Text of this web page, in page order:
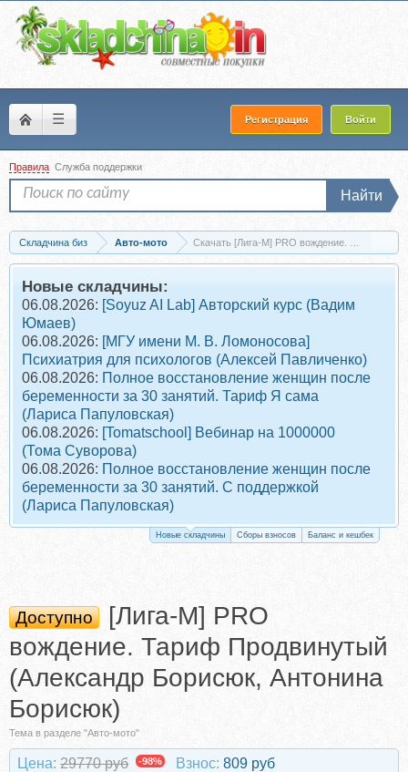
☰ Регистрация Войти
Правила Служба поддержки
Найти
Складчина биз Авто-мото Скачать [Лига-М] PRO вождение. Тариф
Новые складчины:
06.08.2026: [Soyuz AI Lab] Авторский курс (Вадим
Юмаев)
06.08.2026: [МГУ имени М. В. Ломоносова]
Психиатрия для психологов (Алексей Павличенко)
06.08.2026: Полное восстановление женщин после
беременности за 30 занятий. Тариф Я сама
(Лариса Папуловская)
06.08.2026: [Tomatschool] Вебинар на 1000000
(Тома Суворова)
06.08.2026: Полное восстановление женщин после
беременности за 30 занятий. С поддержкой
(Лариса Папуловская)
Новые складчины Сборы взносов Баланс и кешбек
Доступно
[Лига-М] PRO
вождение. Тариф Продвинутый
(Александр Борисюк, Антонина
Борисюк)
Тема в разделе "Авто-мото"
Цена: 29770 руб -98% Взнос: 809 руб